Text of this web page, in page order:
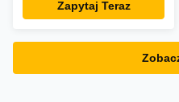
50TonZapytaj Teraz